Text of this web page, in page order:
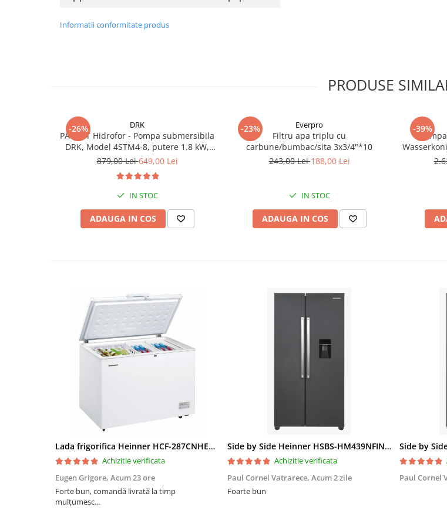
Informatii conformitate produs
PRODUSE
-26% DRK
PACHET Hidrofor - Pompa submersibila
DRK, Model 4STM4-8, putere 1.8 kW,
debit 5m3/h, 8 turbine + Presostat
V, 10 Bar
879,00 Lei649,00 Lei
IN STOC
ADAUGA IN COS
-23% Everpro
Filtru apa triplu cu
carbune/bumbac/sita 3x3/4"*10
243,00 Lei188,00 Lei
IN STOC
ADAUGA IN COS
-39%
mm,
Lada frigorifica Heinner HCF-287CNHE++, 287 l, Clasa E, Compresor inverter, Iluminare LED, Functionalitate frigider, Alb
Achizitie verificata
Eugen Grigore, Acum 23 ore
Forte bun, comandă livrată la timp
mulțumesc...
Side by Side Heinner HSBS-HM439NFINVDGWDE++, Total No Frost, Compresor Inverter, Dozator Apa, Display Touch LED, 439 L, Clasa E, Gri Antracit Texturat
Achizitie verificata
Paul Cornel Vatrarece, Acum 2 zile
Foarte bun
Paul Cornel